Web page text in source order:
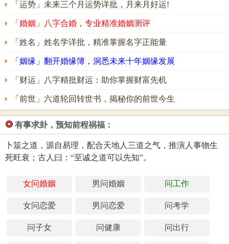
「运势」未来三个月运势详批，月来月好运!
「婚姻」八字合婚，专业精准婚姻测评
「姓名」姓名学详批，精准掌握名字正能量
「姻缘」翻开婚缘簿，洞悉未来十年姻缘发展
「财运」八字精批财运：助你掌握财富先机
「前世」六道轮回转世书，揭秘你的前世今生
❂ 有事求卦，预知前程祸福：
卜筮之道，源自易理，配合天地人三道之气，推演人事物生
死旺衰；古人曰：“至诚之道可以先知”。
女问婚姻 男问婚姻 问工作
女问恋爱 男问恋爱 问考学
问子女 问健康 问出行